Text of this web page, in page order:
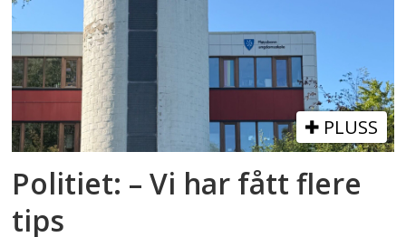
PLUSS
Politiet: – Vi har fått flere
tips